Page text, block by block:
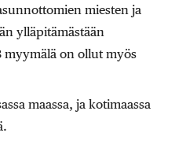
miesten ja
ylläpitämästään
myymälä on ollut myös
maassa, ja kotimaassa